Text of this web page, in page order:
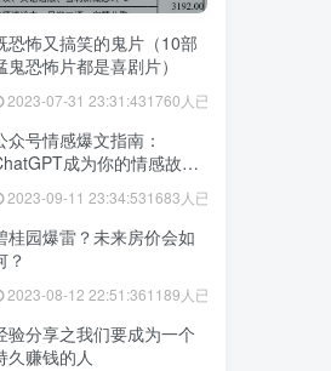
恐怖又搞笑的鬼片（10部
鬼恐怖片都是喜剧片）
2023-07-31 23:31:431760人已阅读
众号情感爆文指南：
成为你的情感故事
帮手！
2023-09-11 23:34:531683人已阅读
桂园爆雷？未来房价会如
？
2023-08-12 22:51:361189人已阅读
验分享之我们要成为一个
久赚钱的人